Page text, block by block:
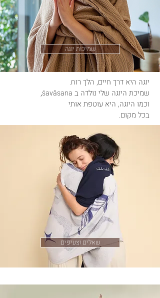
שמיכות יוגה
יוגה היא דרך חיים, הלך רוח.
שמיכת היוגה שלי נולדה ב śavāsana
,
וכמו היוגה, היא עוטפת אותי
בכל מקום.
שאלים וצעיפים